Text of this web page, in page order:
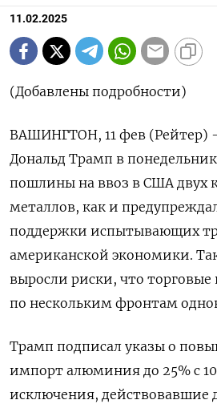
11.02.2025
(Добавлены подробности)
ВАШИНГТОН, 11 фев (Рейтер)
Дональд Трамп в
пошлины на ввоз в США двух
металлов, как и
поддержки испытывающих
американской экономики.
выросли риски, что
по нескольким фронтам
Трамп подписал указы о
импорт алюминия до 25% с
исключения, действовавшие